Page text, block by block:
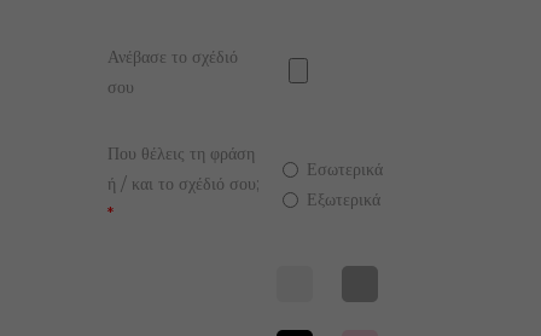
Ανέβασε το σχέδιό
σου
Που θέλεις τη φράση
ή / και το σχέδιό σου;
*
Εσωτερικά
Εξωτερικά